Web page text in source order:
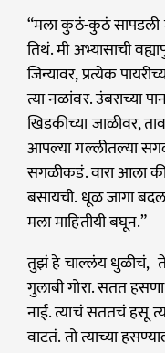
“मला कुठं-कुठं सापडली
तिथं. मी अभ्यासाची
जिन्यावर, प्रत्येक
त्या नळांवर. उंबराच्या
खिडकीच्या जाळीवर,
आपल्या गल्लीतल्या
सगळीकडं. वारा आला
बसायची. धूळ जागा
मला माहितीयी बघून.”
तुझं हे चाल्लंय धुळीचं,
गुलाबी गोरा. सतत
नाई. त्याचं सततचं हसू
वाटतं. तो त्याच्या